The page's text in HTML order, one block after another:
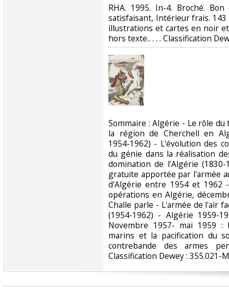
‎RHA. 1995. In-4. Broché.
satisfaisant, Intérieur frais.
illustrations et cartes en noir
hors texte.. . . . Classification
‎Sommaire : Algérie - Le rôle
la région de Cherchell en
1954-1962) - L'évolution des
du génie dans la réalisation
domination de l'Algérie (1830-
gratuite apportée par l'armée
d'Algérie entre 1954 et 1962
opérations en Algérie,
Challe parle - L'armée de l'air
(1954-1962) - Algérie 1959-
Novembre 1957- mai 1959
marins et la pacification du
contrebande des armes
Classification Dewey : 355.021-